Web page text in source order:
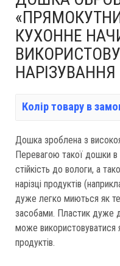
КУХОННЕ
Колір товару в
Дошка зроблена з
Перевагою такої дошки в
стійкість до вологи, а
нарізці продуктів
дуже легко миються як
засобами. Пластик дуже
може використовуватися
продуктів.